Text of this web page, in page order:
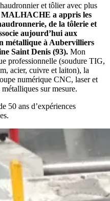
et tôlier avec plus
a appris les
de la tôlerie et
aujourd’hui aux
métallique à Aubervilliers
Saint Denis (93). Mon
professionnelle (soudure TIG,
acier, cuivre et laiton), la
numérique CNC, laser et
sur mesure.
50 ans d’expériences